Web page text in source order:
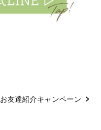
お友達紹介キャンペーン